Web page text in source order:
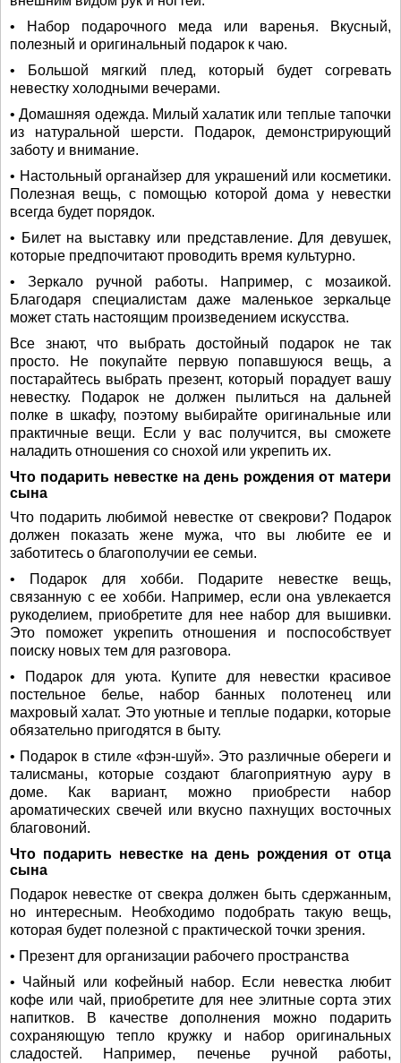
• Набор подарочного меда или варенья. Вкусный,
полезный и оригинальный подарок к чаю.
• Большой мягкий плед, который будет согревать
невестку холодными вечерами.
• Домашняя одежда. Милый халатик или теплые тапочки
из натуральной шерсти. Подарок, демонстрирующий
заботу и внимание.
• Настольный органайзер для украшений или косметики.
Полезная вещь, с помощью которой дома у невестки
всегда будет порядок.
• Билет на выставку или представление. Для девушек,
которые предпочитают проводить время культурно.
• Зеркало ручной работы. Например, с мозаикой.
Благодаря специалистам даже маленькое зеркальце
может стать настоящим произведением искусства.
Все знают, что выбрать достойный подарок не так
просто. Не покупайте первую попавшуюся вещь, а
постарайтесь выбрать презент, который порадует вашу
невестку. Подарок не должен пылиться на дальней
полке в шкафу, поэтому выбирайте оригинальные или
практичные вещи. Если у вас получится, вы сможете
наладить отношения со снохой или укрепить их.
Что подарить невестке на день рождения от матери
сына
Что подарить любимой невестке от свекрови? Подарок
должен показать жене мужа, что вы любите ее и
заботитесь о благополучии ее семьи.
• Подарок для хобби. Подарите невестке вещь,
связанную с ее хобби. Например, если она увлекается
рукоделием, приобретите для нее набор для вышивки.
Это поможет укрепить отношения и поспособствует
поиску новых тем для разговора.
• Подарок для уюта. Купите для невестки красивое
постельное белье, набор банных полотенец или
махровый халат. Это уютные и теплые подарки, которые
обязательно пригодятся в быту.
• Подарок в стиле «фэн-шуй». Это различные обереги и
талисманы, которые создают благоприятную ауру в
доме. Как вариант, можно приобрести набор
ароматических свечей или вкусно пахнущих восточных
благовоний.
Что подарить невестке на день рождения от отца
сына
Подарок невестке от свекра должен быть сдержанным,
но интересным. Необходимо подобрать такую вещь,
которая будет полезной с практической точки зрения.
• Презент для организации рабочего пространства
• Чайный или кофейный набор. Если невестка любит
кофе или чай, приобретите для нее элитные сорта этих
напитков. В качестве дополнения можно подарить
сохраняющую тепло кружку и набор оригинальных
сладостей. Например, печенье ручной работы,